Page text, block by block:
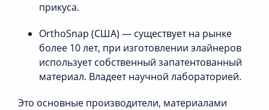
прикуса.
OrthoSnap (США) — существует на рынке
более 10 лет, при изготовлении элайнеров
использует собственный запатентованный
материал. Владеет научной лабораторией.
Это основные производители, материалами